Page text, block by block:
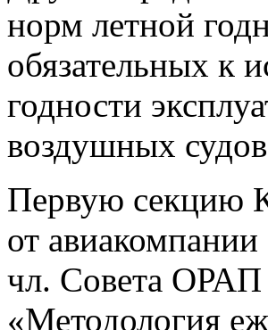
норм летной
обязательных к
годности
воздушных
Первую секцию
от
чл. Совета ОРАП
«Методология